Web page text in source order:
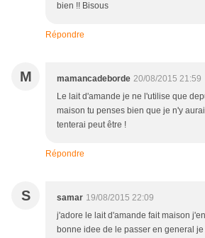
bien !! Bisous
Répondre
M mamancadeborde 20/08/2015 21:59
Le lait d'amande je ne l'utilise que
maison tu penses bien que je n'y
tenterai peut être !
Répondre
S samar 19/08/2015 22:09
j'adore le lait d'amande fait maison
bonne idee de le passer en general